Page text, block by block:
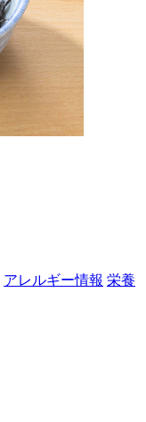
アレルギー情報 栄養